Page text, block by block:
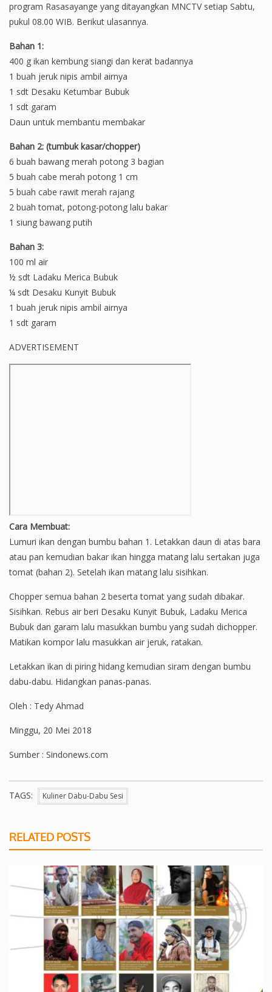
program Rasasayange yang ditayangkan MNCTV setiap Sabtu,
pukul 08.00 WIB. Berikut ulasannya.
Bahan 1:
400 g ikan kembung siangi dan kerat badannya
1 buah jeruk nipis ambil airnya
1 sdt Desaku Ketumbar Bubuk
1 sdt garam
Daun untuk membantu membakar
Bahan 2: (tumbuk kasar/chopper)
6 buah bawang merah potong 3 bagian
5 buah cabe merah potong 1 cm
5 buah cabe rawit merah rajang
2 buah tomat, potong-potong lalu bakar
1 siung bawang putih
Bahan 3:
100 ml air
½ sdt Ladaku Merica Bubuk
¼ sdt Desaku Kunyit Bubuk
1 buah jeruk nipis ambil airnya
1 sdt garam
ADVERTISEMENT
Cara Membuat:
Lumuri ikan dengan bumbu bahan 1. Letakkan daun di atas bara
atau pan kemudian bakar ikan hingga matang lalu sertakan juga
tomat (bahan 2). Setelah ikan matang lalu sisihkan.
Chopper semua bahan 2 beserta tomat yang sudah dibakar.
Sisihkan. Rebus air beri Desaku Kunyit Bubuk, Ladaku Merica
Bubuk dan garam lalu masukkan bumbu yang sudah dichopper.
Matikan kompor lalu masukkan air jeruk, ratakan.
Letakkan ikan di piring hidang kemudian siram dengan bumbu
dabu-dabu. Hidangkan panas-panas.
Oleh : Tedy Ahmad
Minggu, 20 Mei 2018
Sumber : Sindonews.com
TAGS: Kuliner Dabu-Dabu Sesi
RELATED POSTS